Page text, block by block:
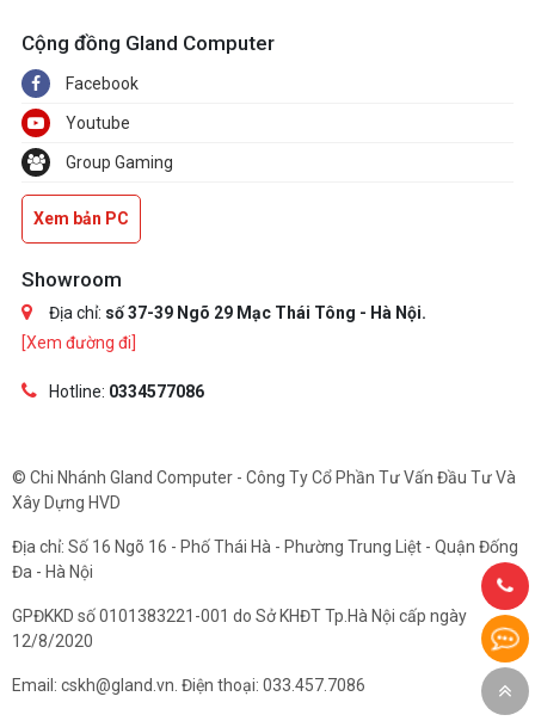
Cộng đồng Gland Computer
Facebook
Youtube
Group Gaming
Xem bản PC
Showroom
Địa chỉ: số 37-39 Ngõ 29 Mạc Thái Tông - Hà Nội.
[Xem đường đi]
Hotline: 0334577086
© Chi Nhánh Gland Computer - Công Ty Cổ Phần Tư Vấn Đầu Tư Và
Xây Dựng HVD
Địa chỉ: Số 16 Ngõ 16 - Phố Thái Hà - Phường Trung Liệt - Quận Đống
Đa - Hà Nội
GPĐKKD số 0101383221-001 do Sở KHĐT Tp.Hà Nội cấp ngày
12/8/2020
Email: cskh@gland.vn. Điện thoại: 033.457.7086